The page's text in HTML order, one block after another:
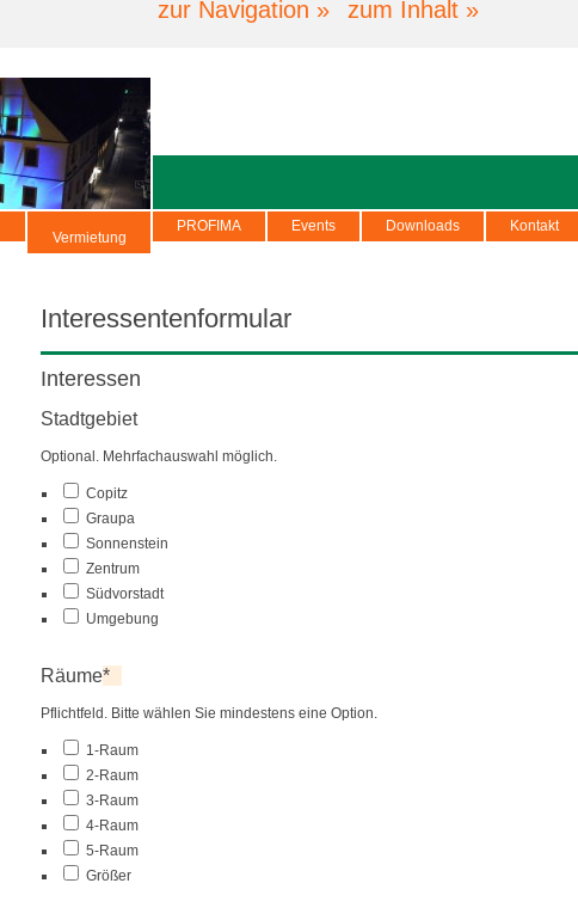
zur Navigation » zum Inhalt »
Vermietung
PROFIMA Events Downloads Kontakt
Interessentenformular
Interessen
Stadtgebiet
Optional. Mehrfachauswahl möglich.
Copitz
Graupa
Sonnenstein
Zentrum
Südvorstadt
Umgebung
Räume*
Pflichtfeld. Bitte wählen Sie mindestens eine Option.
1-Raum
2-Raum
3-Raum
4-Raum
5-Raum
Größer